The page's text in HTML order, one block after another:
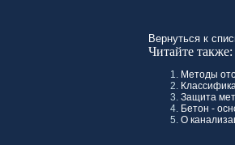
Вернуться к
Читайте также:
Методы
Защита
Бетон -
О